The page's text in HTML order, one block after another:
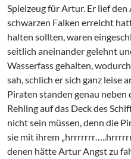
Spielzeug für Artur. Er lief
schwarzen Falken erreicht
halten sollten, waren
seitlich aneinander gelehnt
Wasserfass gehalten,
sah, schlich er sich ganz leise
Piraten standen genau neben
Rehling auf das Deck des
nicht sein müssen, denn die
sie mit ihrem
denen hätte Artur Angst zu